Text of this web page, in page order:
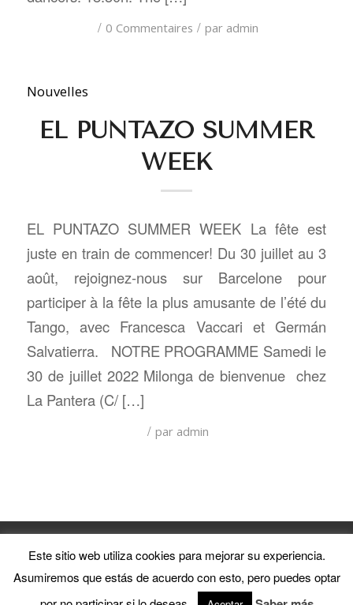
/ 0 Commentaires / par admin
Nouvelles
EL PUNTAZO SUMMER
WEEK
EL PUNTAZO SUMMER WEEK La fête est
juste en train de commencer! Du 30 juillet au 3
août, rejoignez-nous sur Barcelone pour
participer à la fête la plus amusante de l’été du
Tango, avec Francesca Vaccari et Germán
Salvatierra. NOTRE PROGRAMME Samedi le
30 de juillet 2022 Milonga de bienvenue chez
La Pantera (C/ […]
/ par admin
Este sitio web utiliza cookies para mejorar su experiencia.
Asumiremos que estás de acuerdo con esto, pero puedes optar
Español English Français Italiano